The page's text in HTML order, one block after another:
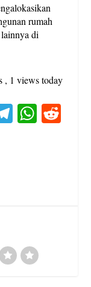
rumah
di
, 1 views today
Te W